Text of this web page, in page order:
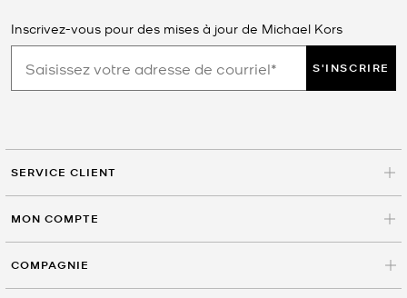
Inscrivez-vous pour des mises à jour de Michael Kors
S'INSCRIRE
SERVICE CLIENT
MON COMPTE
COMPAGNIE